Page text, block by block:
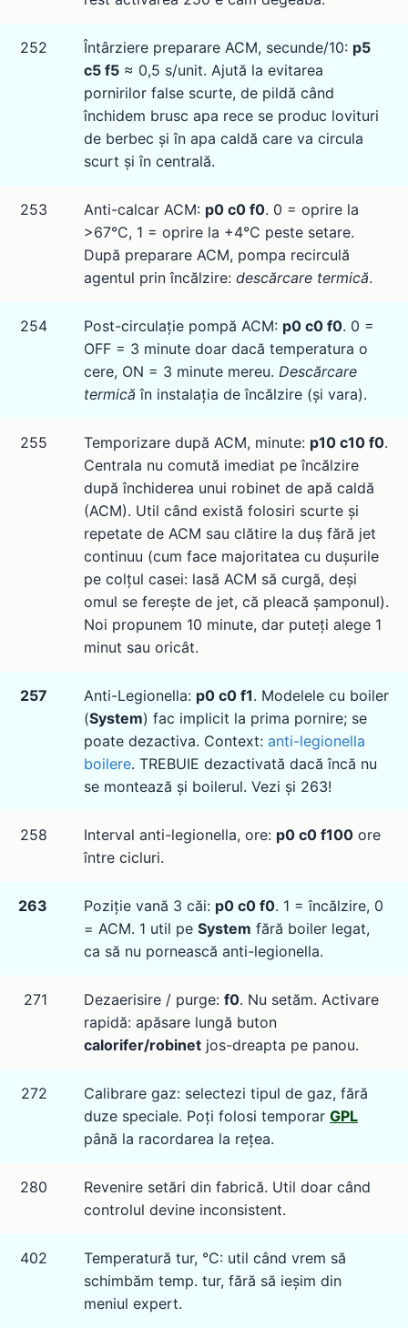
252 Întârziere preparare ACM, secunde/10: p5
c5 f5 ≈ 0,5 s/unit. Ajută la evitarea
pornirilor false scurte, de pildă când
închidem brusc apa rece se produc lovituri
de berbec și în apa caldă care va circula
scurt și în centrală.
253 Anti-calcar ACM: p0 c0 f0. 0 = oprire la
>67°C, 1 = oprire la +4°C peste setare.
După preparare ACM, pompa recirculă
agentul prin încălzire: descărcare termică.
254 Post-circulație pompă ACM: p0 c0 f0. 0 =
OFF = 3 minute doar dacă temperatura o
cere, ON = 3 minute mereu. Descărcare
termică în instalația de încălzire (și vara).
255 Temporizare după ACM, minute: p10 c10 f0.
Centrala nu comută imediat pe încălzire
după închiderea unui robinet de apă caldă
(ACM). Util când există folosiri scurte și
repetate de ACM sau clătire la duș fără jet
continuu (cum face majoritatea cu dușurile
pe colțul casei: lasă ACM să curgă, deși
omul se ferește de jet, că pleacă șamponul).
Noi propunem 10 minute, dar puteți alege 1
minut sau oricât.
257 Anti-Legionella: p0 c0 f1. Modelele cu boiler
(System) fac implicit la prima pornire; se
poate dezactiva. Context: anti-legionella
boilere. TREBUIE dezactivată dacă încă nu
se montează și boilerul. Vezi și 263!
258 Interval anti-legionella, ore: p0 c0 f100 ore
între cicluri.
263 Poziție vană 3 căi: p0 c0 f0. 1 = încălzire, 0
= ACM. 1 util pe System fără boiler legat,
ca să nu pornească anti-legionella.
271 Dezaerisire / purge: f0. Nu setăm. Activare
rapidă: apăsare lungă buton
calorifer/robinet jos-dreapta pe panou.
272
Calibrare gaz: selectezi tipul de gaz, fără
duze speciale. Poți folosi temporar GPL
până la racordarea la rețea.
280
Revenire setări din fabrică. Util doar când
controlul devine inconsistent.
402
Temperatură tur, °C: util când vrem să
schimbăm temp. tur, fără să ieșim din
meniul expert.